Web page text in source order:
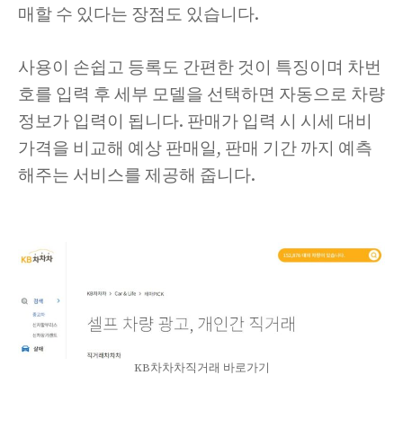
매할 수 있다는 장점도 있습니다.
사용이 손쉽고 등록도 간편한 것이 특징이며 차번
호를 입력 후 세부 모델을 선택하면 자동으로 차량
정보가 입력이 됩니다. 판매가 입력 시 시세 대비
가격을 비교해 예상 판매일, 판매 기간 까지 예측
해주는 서비스를 제공해 줍니다.
KB차차차직거래 바로가기